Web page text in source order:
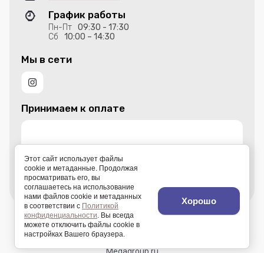
График работы
Пн-Пт 09:30 - 17:30
Сб
10:00 – 14:30
Мы в сети
Принимаем к оплате
© 2012 - 2026 ООО Мебельные ткани
Megagroup.ru
Этот сайт использует файлы
cookie и метаданные. Продолжая
просматривать его, вы
соглашаетесь на использование
нами файлов cookie и метаданных
в соответствии с Политикой
конфиденциальности. Вы всегда
можете отключить файлы cookie в
настройках Вашего браузера.
Хорошо